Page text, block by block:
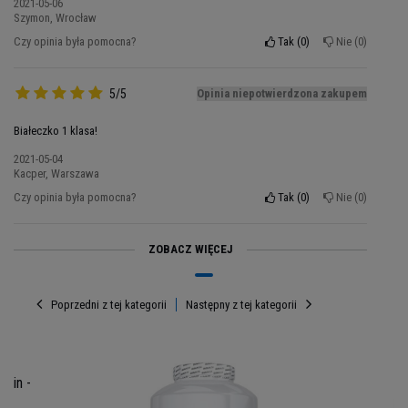
Kup w MusclePower!
suplementów i odżywek jest obecny już od ponad
15 lat. Tak duże doświadczenie pozwala nam w
pełni realizować potrzeby i wymagania naszych
zapoznania się z ofertą naszego sklepu oraz
najnowszymi promocjami. W przypadku
2021-05-06
Szymon, Wrocław
Czy opinia była pomocna?
Tak 0 Nie 0
5/5 Opinia niepotwierdzona zakupem
Białeczko 1 klasa!
2021-05-04
Kacper, Warszawa
Czy opinia była pomocna?
Tak 0 Nie 0
ZOBACZ WIĘCEJ
Poprzedni z tej kategorii
-
Następny z tej kategorii